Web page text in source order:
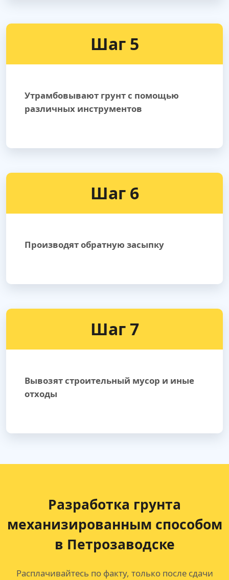
Шаг 5
Утрамбовывают грунт с помощью
различных инструментов
Шаг 6
Производят обратную засыпку
Шаг 7
Вывозят строительный мусор и иные
отходы
Разработка грунта
механизированным способом
в Петрозаводске
Расплачивайтесь по факту, только после сдачи